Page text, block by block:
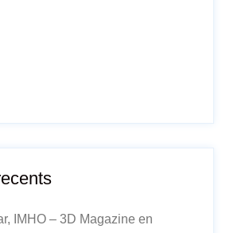
IMHO – 3D Magazine en